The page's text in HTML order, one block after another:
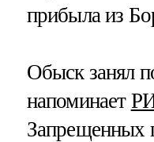
прибыла из
Обыск занял
напоминает
Запрещенных